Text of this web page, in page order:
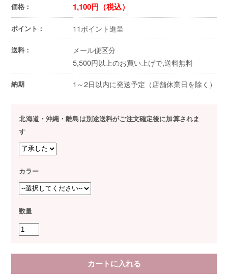
価格： 1,100円（税込）
ポイント： 11ポイント進呈
送料：
メール便区分
5,500円以上のお買い上げで,送料無料
納期 1～2日以内に発送予定（店舗休業日を除く）
北海道・沖縄・離島は別途送料がご注文確定後に加算されま
す
カラー
数量